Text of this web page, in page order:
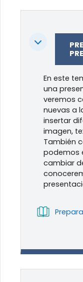
Colapsar
En este
una
veremos
nuevas a
insertar
imagen,
También
podemos
cambiar